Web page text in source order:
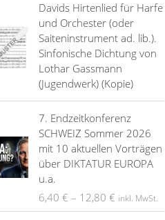
Davids Hirtenlied für Harfe
und Orchester (oder
Saiteninstrument ad. lib.).
Sinfonische Dichtung von
Lothar Gassmann
(Jugendwerk) (Kopie)
7. Endzeitkonferenz
SCHWEIZ Sommer 2026
mit 10 aktuellen Vorträgen
über DIKTATUR EUROPA
u.a.
6,40 € – 12,80 € inkl. MwSt.